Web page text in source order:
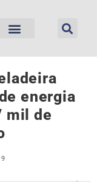
energia
mil de